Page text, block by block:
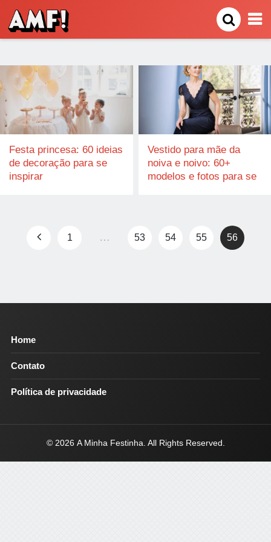
Festa princesa: 60 ideias
de decoração para se
inspirar
Vestido para mãe da
noiva e noivo: 60+
modelos e fotos para se
1 … 53 54 55 56
Home
Contato
Política de privacidade
© 2026 A Minha Festinha . All Rights Reserved.